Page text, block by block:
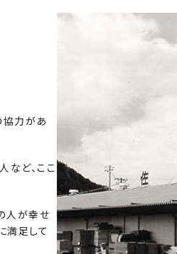
協力があ
など、ここ
人が幸せ
満足して